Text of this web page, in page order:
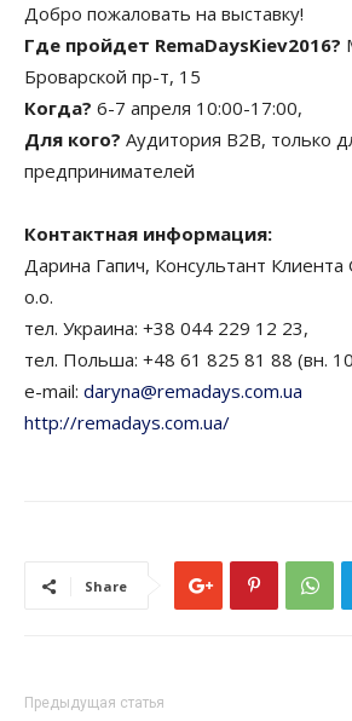
Добро пожаловать на выставку!
Где пройдет RemaDaysKiev2016?
Броварской пр-т, 15
Когда? 6-7 апреля 10:00-17:00,
Для кого? Аудитория B2B, только
предпринимателей
Контактная информация:
Дарина Гапич, Консультант Клиента
o.o.
тел. Украина: +38 044 229 12 23,
тел. Польша: +48 61 825 81 88 (вн.
e-mail: daryna@remadays.com.ua
http://remadays.com.ua/
Share
Предыдущая статья